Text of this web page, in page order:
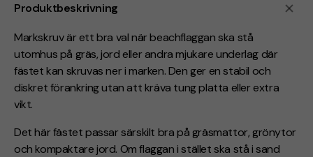
Produktbeskrivning
Markskruv är ett bra val när beachflaggan ska stå
utomhus på gräs, jord eller andra mjukare underlag där
fästet kan skruvas ner i marken. Den ger en stabil och
diskret förankring utan att kräva tung platta eller extra
vikt.
Det här fästet passar särskilt bra på gräsmattor, grönytor
och kompaktare jord. Om flaggan i stället ska stå i sand